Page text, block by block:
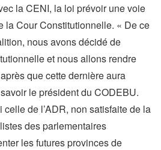
la CENI, la loi prévoir une voie
la Cour Constitutionnelle. « De ce
nous avons décidé de
et nous allons rendre
que cette dernière aura
le président du CODEBU.
de l’ADR, non satisfaite de la
des parlementaires
les futures provinces de